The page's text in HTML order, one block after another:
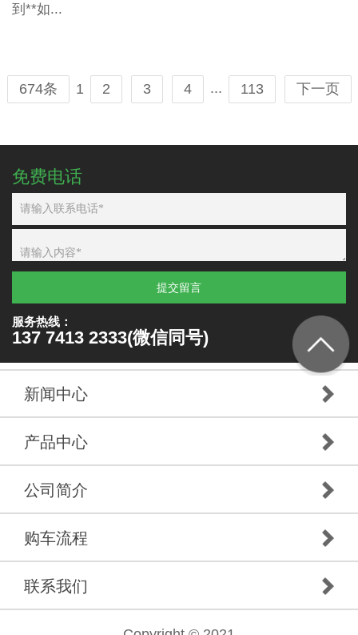
到**如...
674条 1 2 3 4 ... 113 下一页
免费电话
提交留言
服务热线：
137 7413 2333(微信同号)
新闻中心
产品中心
公司简介
购车流程
联系我们